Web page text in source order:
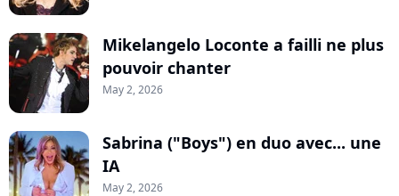
Mikelangelo Loconte a failli ne plus
pouvoir chanter
May 2, 2026
Sabrina ("Boys") en duo avec... une
IA
May 2, 2026